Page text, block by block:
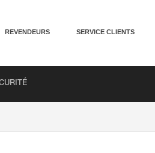
REVENDEURS SERVICE CLIENTS